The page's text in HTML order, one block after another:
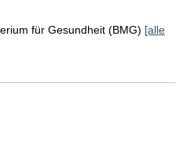
für Gesundheit (BMG) [alle